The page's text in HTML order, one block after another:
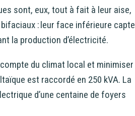
sont, eux, tout à fait à leur aise,
: leur face inférieure capte
la production d’électricité.
du climat local et minimiser
est raccordé en 250 kVA. La
d’une centaine de foyers